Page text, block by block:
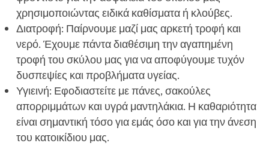
χρησιμοποιώντας ειδικά καθίσματα ή κλούβες.
Διατροφή: Παίρνουμε μαζί μας αρκετή τροφή και
νερό. Έχουμε πάντα διαθέσιμη την αγαπημένη
τροφή του σκύλου μας για να αποφύγουμε τυχόν
δυσπεψίες και προβλήματα υγείας.
Υγιεινή: Εφοδιαστείτε με πάνες, σακούλες
απορριμμάτων και υγρά μαντηλάκια. Η καθαριότητα
είναι σημαντική τόσο για εμάς όσο και για την άνεση
του κατοικίδιου μας.